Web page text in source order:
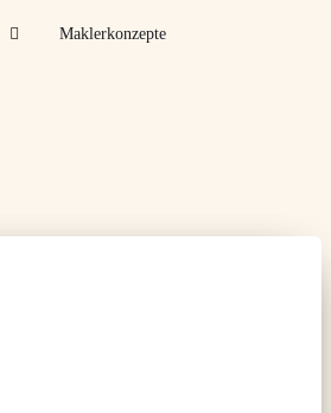
Maklerkonzepte